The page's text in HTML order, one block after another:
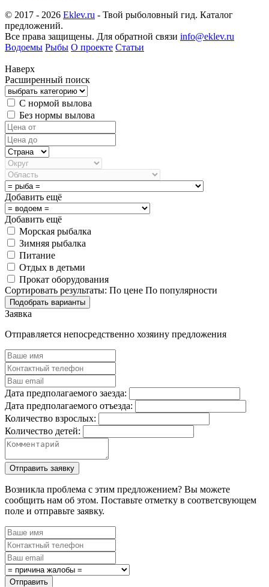
© 2017 - 2026 Eklev.ru - Твой рыболовный гид. Каталог
предложений.
Все права защищены. Для обратной связи info@eklev.ru
Водоемы Рыбы О проекте Статьи
Наверх
Расширенный поиск
С нормой вылова
Без нормы вылова
Добавить ещё
Добавить ещё
Морская рыбалка
Зимняя рыбалка
Питание
Отдых в детьми
Прокат оборудования
Сортировать результаты: По цене По популярности
Заявка
Отправляется непосредственно хозяину предложения
Дата предполагаемого заезда:
Дата предполагаемого отъезда:
Количество взрослых:
Количество детей:
Возникла проблема с этим предложением? Вы можете
сообщить нам об этом. Поставьте отметку в соответсвующем
поле и отправьте заявку.